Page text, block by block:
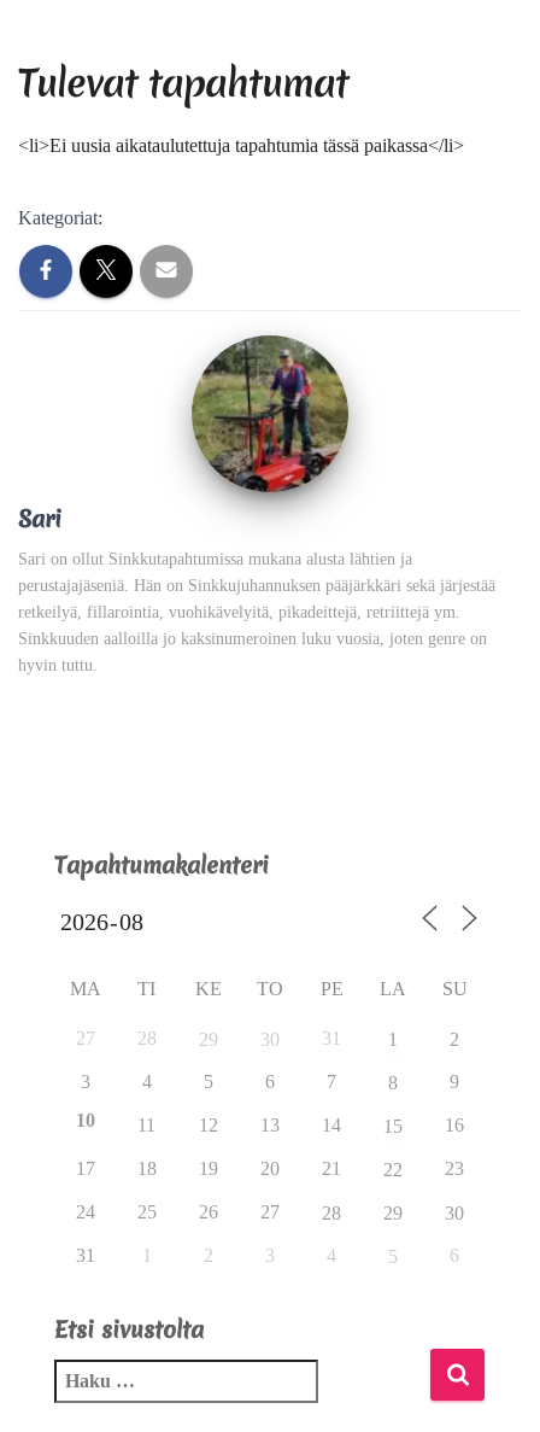
Tulevat tapahtumat
<li>Ei uusia aikataulutettuja tapahtumia tässä paikassa</li>
Kategoriat:
Sari
Sari on ollut Sinkkutapahtumissa mukana alusta lähtien ja
perustajajäseniä. Hän on Sinkkujuhannuksen pääjärkkäri sekä järjestää
retkeilyä, fillarointia, vuohikävelyitä, pikadeittejä, retriittejä ym.
Sinkkuuden aalloilla jo kaksinumeroinen luku vuosia, joten genre on
hyvin tuttu.
Tapahtumakalenteri
MA TI KE TO PE LA SU
27 28 29 30 31 1 2
3 4 5 6 7 8
9
10
11 12 13 14 15 16
17 18 19 20 21 22 23
24 25 26 27 28 29 30
31 1 2 3 4 5 6
Etsi sivustolta